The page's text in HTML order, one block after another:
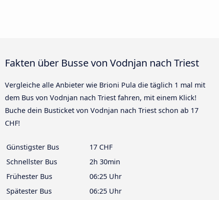
Fakten über Busse von Vodnjan nach Triest
Vergleiche alle Anbieter wie Brioni Pula die täglich 1 mal mit
dem Bus von Vodnjan nach Triest fahren, mit einem Klick!
Buche dein Busticket von Vodnjan nach Triest schon ab 17
CHF!
Günstigster Bus
17 CHF
Schnellster Bus
2h 30min
Frühester Bus
06:25 Uhr
Spätester Bus
06:25 Uhr